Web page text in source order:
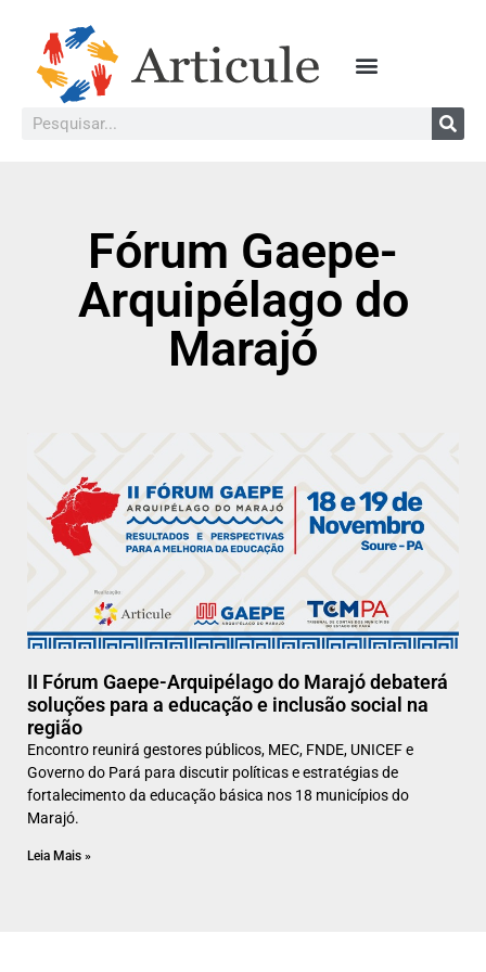
Fórum Gaepe-
Arquipélago do
Marajó
II Fórum Gaepe-Arquipélago do Marajó debaterá
soluções para a educação e inclusão social na
região
Encontro reunirá gestores públicos, MEC, FNDE, UNICEF e
Governo do Pará para discutir políticas e estratégias de
fortalecimento da educação básica nos 18 municípios do
Marajó.
Leia Mais »